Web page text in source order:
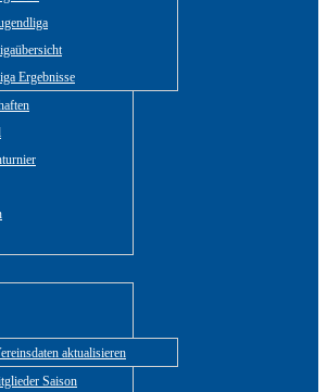
Ergebnisse
aktualisieren
Saison